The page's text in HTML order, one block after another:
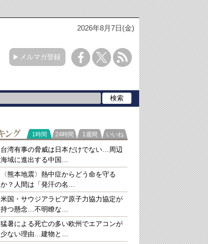
2026年8月7日(金)
メルマガ登録
ラ
1時間 24時間 1週間 いいね
台湾有事の脅威は日本だけでない…周辺
海域に進出する中国…
〈熊本地震〉熱中症からどう命を守る
か？人間は「発汗の名…
米国・サウジアラビア原子力協力協定が
持つ懸念…不明瞭な…
猛暑による死亡の多い欧州でエアコンが
少ない理由…建物と…